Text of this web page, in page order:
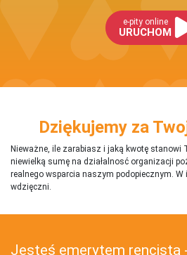
e-pity online
URUCHOM
Dziękujemy za
Nieważne, ile zarabiasz i jaką kwotę stanowi
niewielką sumę na działalnosć organizacji
realnego wsparcia naszym podopiecznym. W
wdzięczni.
Jesteś emerytem rencistą